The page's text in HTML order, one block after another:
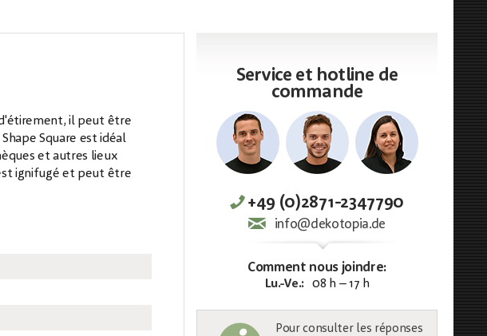
d'étirement, il peut être
Square est idéal
et autres lieux
ignifugé et peut être
Service et hotline de
commande
+49 (0)2871-2347790
info@dekotopia.de
Comment nous joindre:
Lu.-Ve.: 08 h – 17 h
Pour consulter les réponses